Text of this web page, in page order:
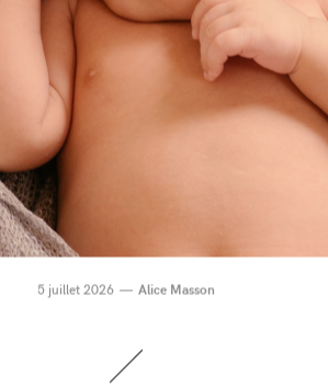
5 juillet 2026 Alice Masson